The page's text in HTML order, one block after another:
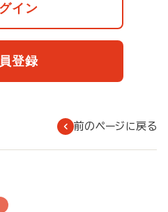
イン
登録
前のページに戻る